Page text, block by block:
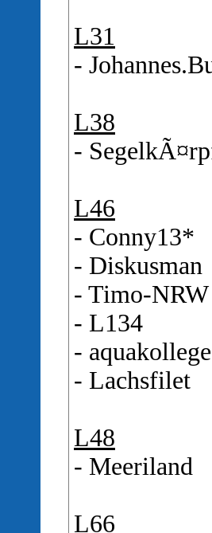
L31
-
L38
-
L46
- Conny13*
- Diskusman
- Timo-NRW
- L134
- aquakollege
- Lachsfilet
L48
- Meeriland
L66